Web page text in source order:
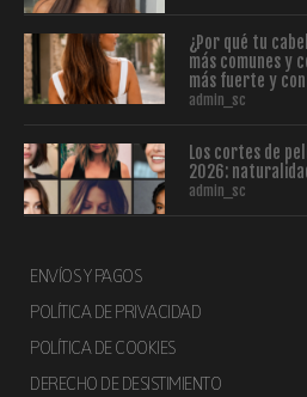
ENVÍOS Y PAGOS
POLÍTICA DE PRIVACIDAD
POLÍTICA DE COOKIES
DERECHO DE DESISTIMIENTO
¿Por qué tu
más comunes y
más fuerte y
admin_sc
Los cortes de
2026:
admin_sc